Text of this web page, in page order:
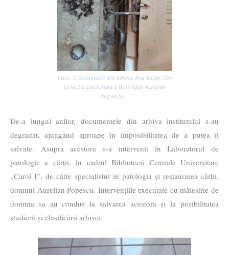
Foto. 3 Document din arhiva Ana Aslan. Din
colecția personală a domnului Aurelian
Popescu.
De-a lungul anilor, documentele din arhiva institutului s-au
degradat, ajungând aproape în imposibilitatea de a putea fi
salvate. Asupra acestora s-a intervenit în Laboratorul de
patologie a cărții, în cadrul Bibliotecii Centrale Universitare
„Carol I”, de către specialistul în patologia și restaurarea cărții,
domnul Aurelian Popescu. Intervențiile executate cu măiestrie de
domnia sa au condus la salvarea acestora și la posibilitatea
studierii și clasificării arhivei.